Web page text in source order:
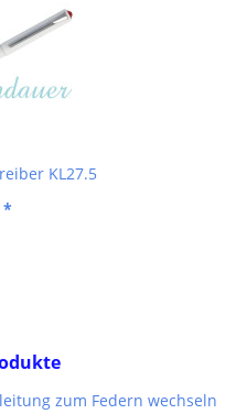
KL27.5
*
zum Federn wechseln